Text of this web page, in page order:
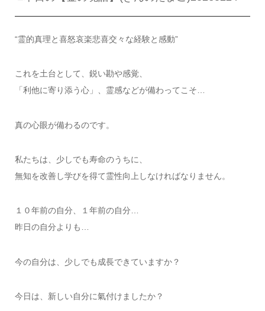
“霊的真理と喜怒哀楽悲喜交々な経験と感動”
これを土台として、鋭い勘や感覚、
「利他に寄り添う心」、霊感などが備わってこそ…
真の心眼が備わるのです。
私たちは、少しでも寿命のうちに、
無知を改善し学びを得て霊性向上しなければなりません。
１０年前の自分、１年前の自分…
昨日の自分よりも…
今の自分は、少しでも成長できていますか？
今日は、新しい自分に氣付けましたか？